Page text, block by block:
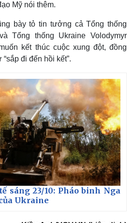
Mỹ nói thêm.
bày tỏ tin tưởng cả Tổng thống
Tổng thống Ukraine Volodymyr
kết thúc cuộc xung đột, đồng
đi đến hồi kết”.
sáng 23/10: Pháo binh Nga
Ukraine